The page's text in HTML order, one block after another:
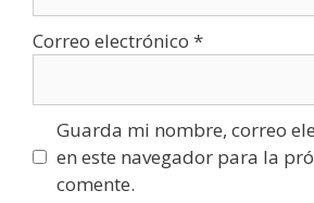
Correo electrónico *
Guarda mi nombre, correo
en este navegador para la
comente.